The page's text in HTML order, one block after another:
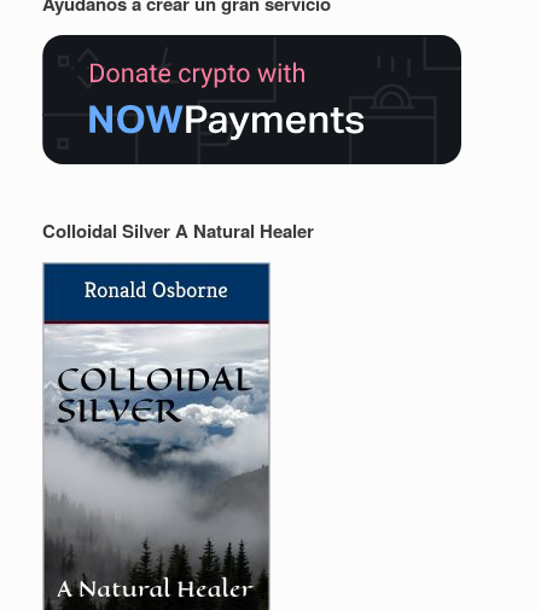
Colloidal Silver A Natural Healer